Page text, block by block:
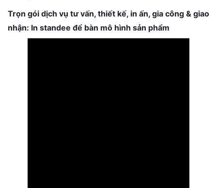
Trọn gói dịch vụ tư vấn, thiết kế, in ấn, gia công & giao
nhận: In standee để bàn mô hình sản phẩm